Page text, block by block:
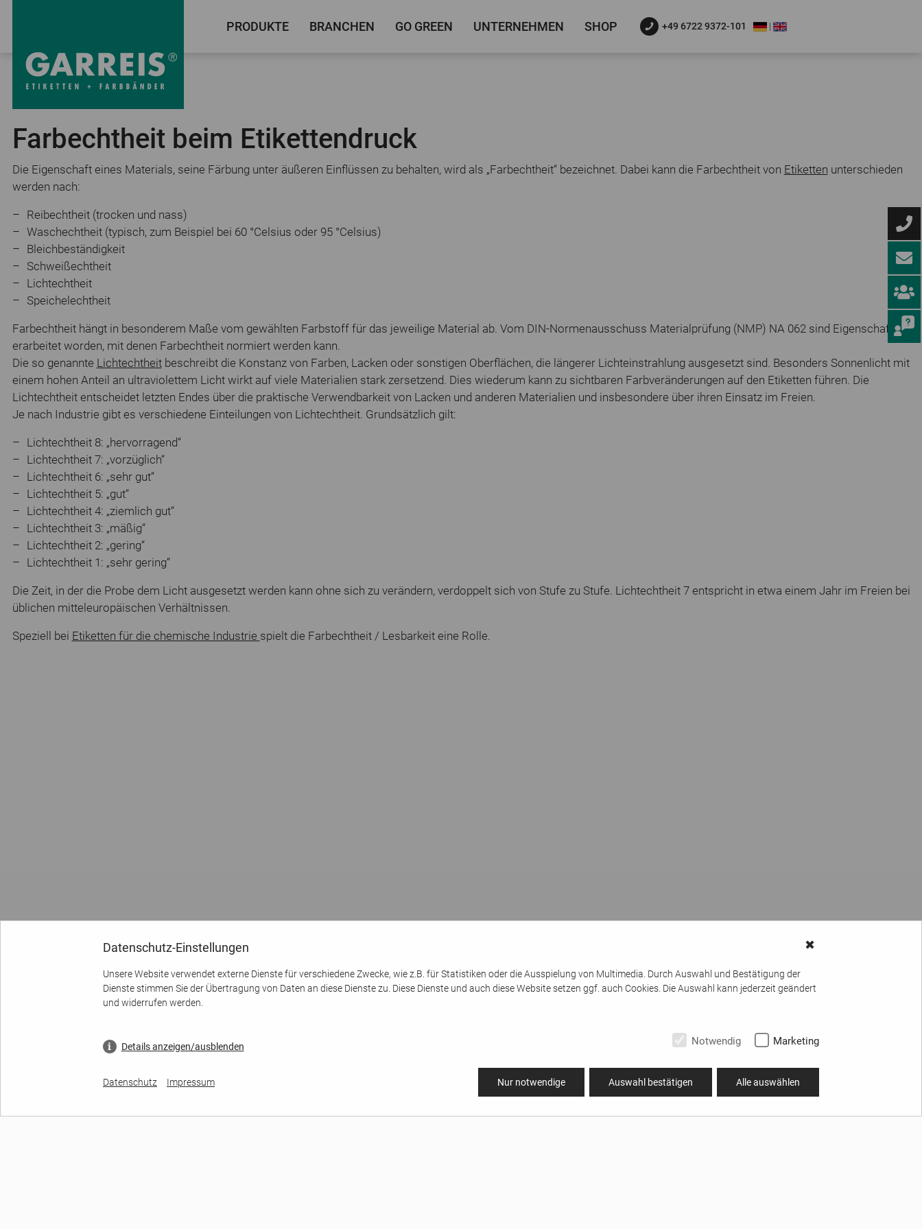
PRODUKTE BRANCHEN GO GREEN UNTERNEHMEN SHOP +49 6722 9372-101
Etiketten Lexikon
Farbechtheit beim Etikettendruck
Die Eigenschaft eines Materials, seine Färbung unter äußeren Einflüssen zu behalten, wird als „Farbechtheit“ bezeichnet. Dabei kann die Farbechtheit von Etiketten unterschieden
werden nach:
Reibechtheit (trocken und nass)
Waschechtheit (typisch, zum Beispiel bei 60 °Celsius oder 95 °Celsius)
Bleichbeständigkeit
Schweißechtheit
Lichtechtheit
Speichelechtheit
Farbechtheit hängt in besonderem Maße vom gewählten Farbstoff für das jeweilige Material ab. Vom DIN-Normenausschuss Materialprüfung (NMP) NA 062 sind Eigenschaften
erarbeitet worden, mit denen Farbechtheit normiert werden kann.
Die so genannte Lichtechtheitbeschreibt die Konstanz von Farben, Lacken oder sonstigen Oberflächen, die längerer Lichteinstrahlung ausgesetzt sind. Besonders Sonnenlicht mit
einem hohen Anteil an ultraviolettem Licht wirkt auf viele Materialien stark zersetzend. Dies wiederum kann zu sichtbaren Farbveränderungen auf den Etiketten führen. Die
Lichtechtheit entscheidet letzten Endes über die praktische Verwendbarkeit von Lacken und anderen Materialien und insbesondere über ihren Einsatz im Freien.
Je nach Industrie gibt es verschiedene Einteilungen von Lichtechtheit. Grundsätzlich gilt:
Lichtechtheit 8: „hervorragend“
Lichtechtheit 7: „vorzüglich“
Lichtechtheit 6: „sehr gut“
Lichtechtheit 5: „gut“
Lichtechtheit 4: „ziemlich gut“
Lichtechtheit 3: „mäßig“
Lichtechtheit 2: „gering“
Lichtechtheit 1: „sehr gering“
Die Zeit, in der die Probe dem Licht ausgesetzt werden kann ohne sich zu verändern, verdoppelt sich von Stufe zu Stufe. Lichtechtheit 7 entspricht in etwa einem Jahr im Freien bei
üblichen mitteleuropäischen Verhältnissen.
Speziell bei Etiketten für die chemische Industrie spielt die Farbechtheit / Lesbarkeit eine Rolle.
Datenschutz-Einstellungen
Unsere Website verwendet externe Dienste für verschiedene Zwecke, wie z.B. für Statistiken oder die Ausspielung von Multimedia. Durch Auswahl und Bestätigung der
Dienste stimmen Sie der Übertragung von Daten an diese Dienste zu. Diese Dienste und auch diese Website setzen ggf. auch Cookies. Die Auswahl kann jederzeit geändert
und widerrufen werden.
Notwendig Marketing
Details anzeigen/ausblenden
Nur notwendige Auswahl bestätigen Alle auswählen
Datenschutz Impressum
✖